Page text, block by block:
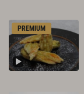
PREMIUM